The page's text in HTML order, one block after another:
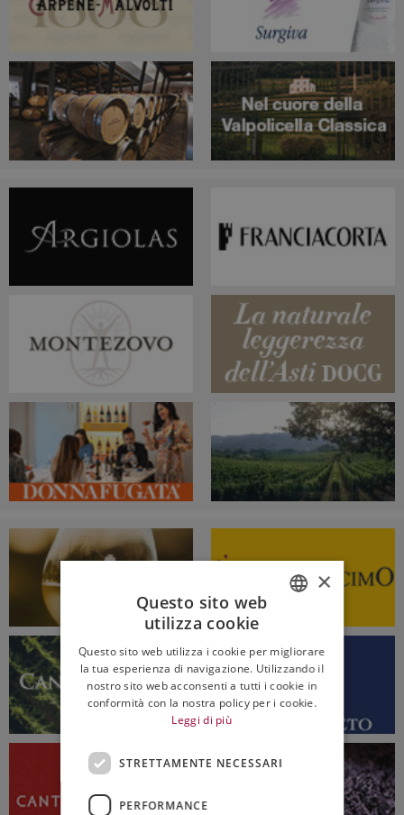
ENGLISH
×
Questo sito web
utilizza cookie
Questo sito web utilizza i cookie per migliorare
la tua esperienza di navigazione. Utilizzando il
nostro sito web acconsenti a tutti i cookie in
conformità con la nostra policy per i cookie.
Leggi di più
STRETTAMENTE NECESSARI
PERFORMANCE